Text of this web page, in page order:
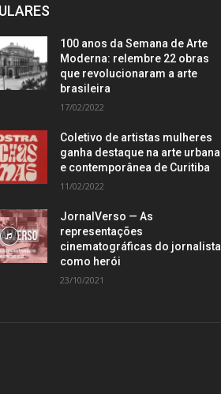
100 anos da Semana de Arte
Moderna: relembre 22 obras
que revolucionaram a arte
brasileira
17/02/2022
Coletivo de artistas mulheres
ganha destaque na arte urbana
e contemporânea de Curitiba
11/02/2022
JornalVerso — As
representações
cinematográficas do jornalista
como herói
23/10/2021